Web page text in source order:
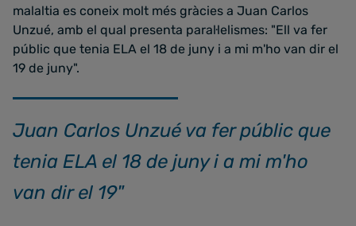
malaltia es coneix molt més gràcies a Juan Carlos
Unzué, amb el qual presenta paral·lelismes: "Ell va fer
públic que tenia ELA el 18 de juny i a mi m'ho van dir el
19 de juny".
Juan Carlos Unzué va fer públic que
tenia ELA el 18 de juny i a mi m'ho
van dir el 19"